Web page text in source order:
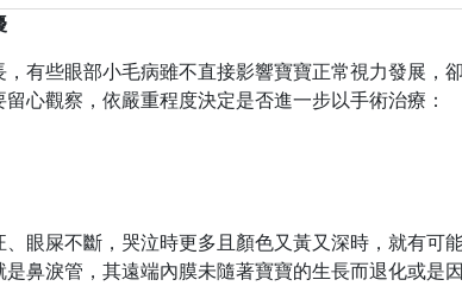
有些眼部小毛病雖不直接影響寶寶正常視力發展，
心觀察，依嚴重程度決定是否進一步以手術治療：
、眼屎不斷，哭泣時更多且顏色又黃又深時，就有
鼻淚管，其遠端內膜未隨著寶寶的生長而退化或是